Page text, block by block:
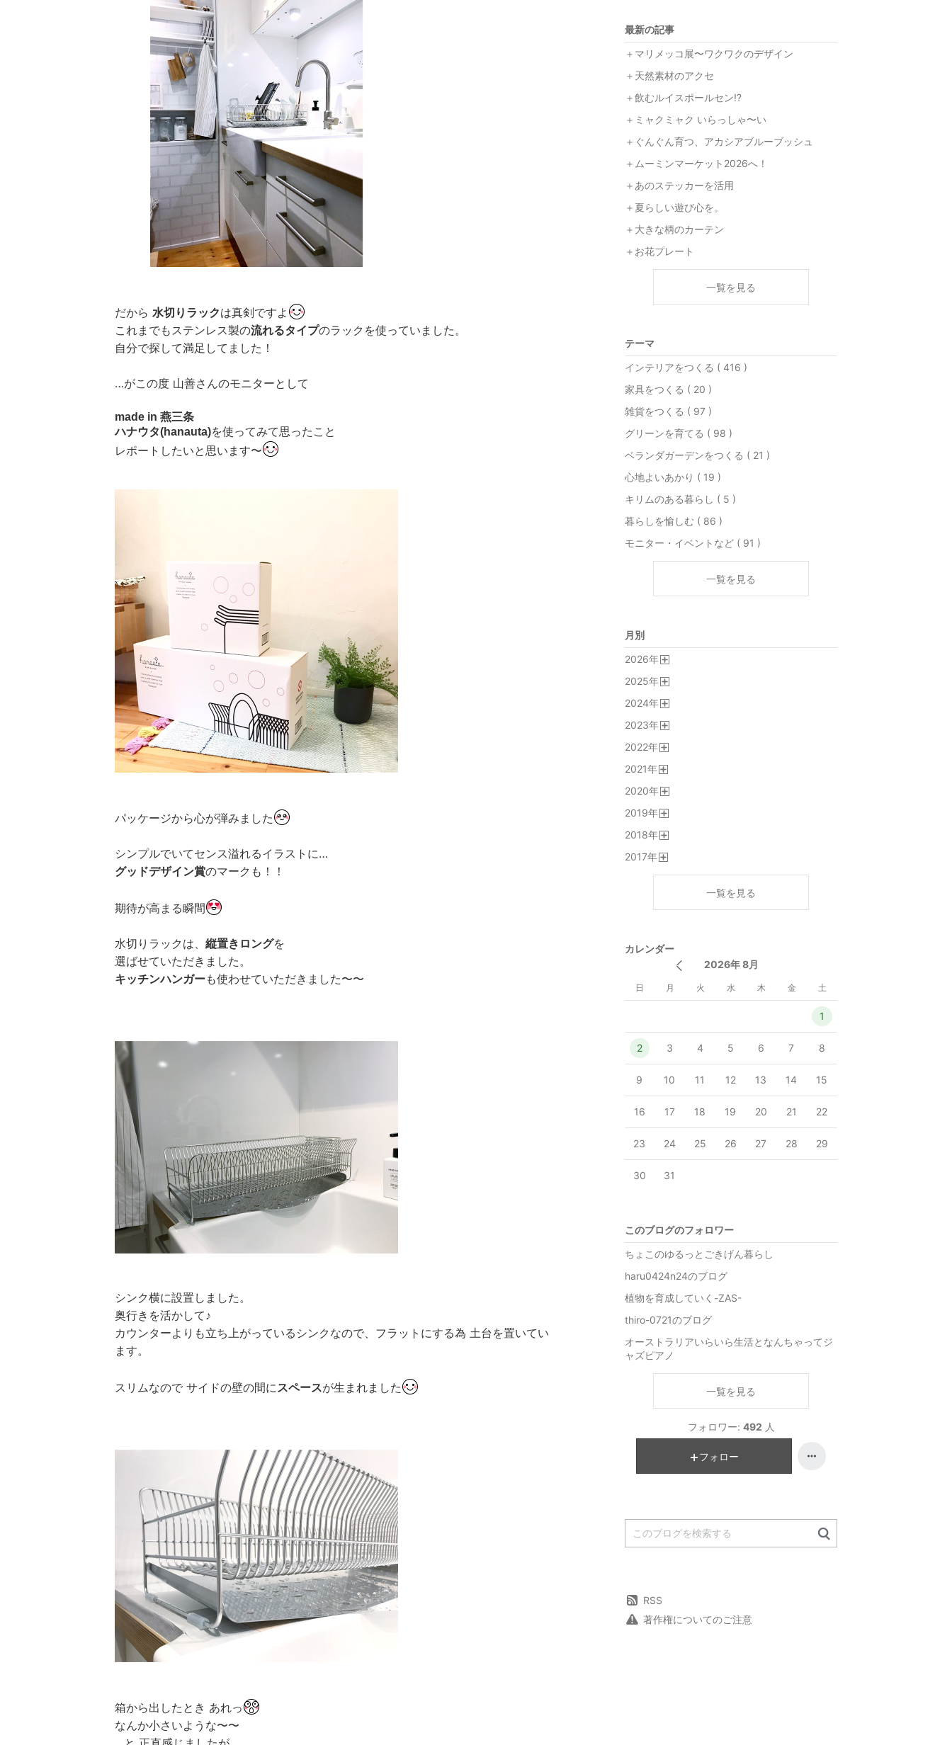
だから 水切りラックは真剣ですよ
これまでもステンレス製の流れるタイプのラックを使っていました。
自分で探して満足してました！
…がこの度 山善さんのモニターとして
made in 燕三条
ハナウタ(hanauta)を使ってみて思ったこと
レポートしたいと思います〜
パッケージから心が弾みました
シンプルでいてセンス溢れるイラストに…
グッドデザイン賞のマークも！！
期待が高まる瞬間
水切りラックは、 縦置きロングを
選ばせていただきました。
キッチンハンガーも使わせていただきました〜〜
シンク横に設置しました。
奥行きを活かして♪
カウンターよりも立ち上がっているシンクなので、フラットにする為 土台を置いてい
ます。
スリムなので サイドの壁の間にスペースが生まれました
箱から出したとき あれっ
なんか小さいような〜〜
最新の記事
＋マリメッコ展〜ワクワクのデザイン
＋天然素材のアクセ
＋飲むルイスポールセン⁉︎
＋ミャクミャク いらっしゃ〜い
＋ぐんぐん育つ、アカシアブルーブッシュ
＋ムーミンマーケット2026へ！
＋あのステッカーを活用
＋夏らしい遊び心を。
＋大きな柄のカーテン
＋お花プレート
一覧を見る
テーマ
インテリアをつくる ( 416 )
家具をつくる ( 20 )
雑貨をつくる ( 97 )
グリーンを育てる ( 98 )
ベランダガーデンをつくる ( 21 )
心地よいあかり ( 19 )
キリムのある暮らし ( 5 )
暮らしを愉しむ ( 86 )
モニター・イベントなど ( 91 )
一覧を見る
月別
2026年
2025年
2024年
2023年
2022年
2021年
2020年
2019年
2018年
2017年
一覧を見る
カレンダー
2026年 8月
日 月 火 水 木 金 土
1
2 3 4 5 6 7 8
9 10 11 12 13 14 15
16 17 18 19 20 21 22
23 24 25 26 27 28 29
30 31
このブログのフォロワー
ちょこのゆるっとごきげん暮らし
haru0424n24のブログ
植物を育成していく-ZAS-
thiro-0721のブログ
オーストラリアいらいら生活となんちゃってジ
ャズピアノ
一覧を見る
フォロワー: 492 人
フォロー
RSS
著作権についてのご注意